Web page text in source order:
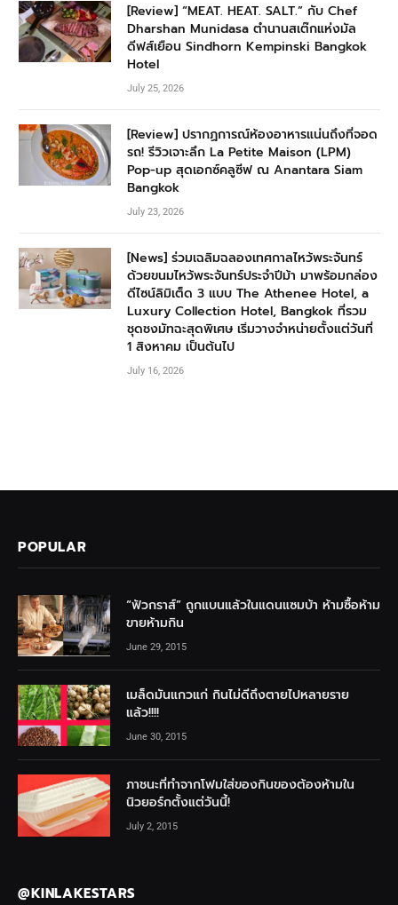
[Review] “MEAT. HEAT. SALT.” กับ Chef
Dharshan Munidasa ตำนานสเต๊กแห่งมัล
ดีฟส์เยือน Sindhorn Kempinski Bangkok
Hotel
July 25, 2026
[Review] ปรากฏการณ์ห้องอาหารแน่นถึงที่จอด
รถ! รีวิวเจาะลึก La Petite Maison (LPM)
Pop-up สุดเอกซ์คลูซีฟ ณ Anantara Siam
Bangkok
July 23, 2026
[News] ร่วมเฉลิมฉลองเทศกาลไหว้พระจันทร์
ด้วยขนมไหว้พระจันทร์ประจำปีม้า มาพร้อมกล่อง
ดีไซน์ลิมิเต็ด 3 แบบ The Athenee Hotel, a
Luxury Collection Hotel, Bangkok ที่รวม
ชุดชงมัทฉะสุดพิเศษ เริ่มวางจำหน่ายตั้งแต่วันที่
1 สิงหาคม เป็นต้นไป
July 16, 2026
POPULAR
“ฟัวกราส์” ถูกแบนแล้วในแดนแซมบ้า ห้ามซื้อห้าม
ขายห้ามกิน
June 29, 2015
เมล็ดมันแกวแก่ กินไม่ดีถึงตายไปหลายราย
แล้ว!!!!
June 30, 2015
ภาชนะที่ทำจากโฟมใส่ของกินของต้องห้ามใน
นิวยอร์กตั้งแต่วันนี้!
July 2, 2015
@KINLAKESTARS